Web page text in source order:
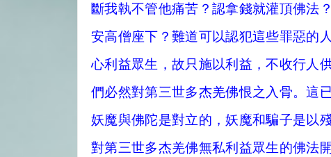
斷我執不管他痛苦？認拿錢就灌頂佛法
安高僧座下？難道可以認犯這些罪惡的
心利益眾生，故只施以利益，不收行人
們必然對第三世多杰羌佛恨之入骨。這
妖魔與佛陀是對立的，妖魔和騙子是以
對第三世多杰羌佛無私利益眾生的佛法